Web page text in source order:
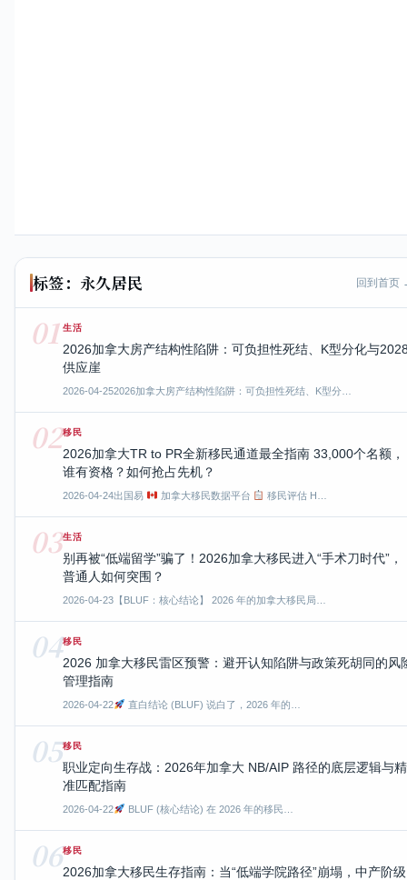
标签：永久居民 回到首页
01 生活
2026加拿大房产结构性陷阱：可负担性死结、K型分化与
供应崖
2026-04-252026加拿大房产结构性陷阱：可负担性死结、K型分…
02移民
2026加拿大TR to PR全新移民通道最全指南 33,000个名额，
谁有资格？如何抢占先机？
2026-04-24出国易 加拿大移民数据平台 移民评估 H…
03生活
别再被“低端留学”骗了！2026加拿大移民进入“手术刀时代”，
普通人如何突围？
2026-04-23 【BLUF：核心结论】 2026 年的加拿大移民局…
04移民
2026 加拿大移民雷区预警：避开认知陷阱与政策死胡同的风
管理指南
2026-04-22 直白结论 (BLUF) 说白了，2026 年的…
05移民
职业定向生存战：2026年加拿大 NB/AIP 路径的底层逻辑与精
准匹配指南
2026-04-22 BLUF (核心结论) 在 2026 年的移民…
06移民
2026加拿大移民生存指南：当“低端学院路径”崩塌，中产阶级